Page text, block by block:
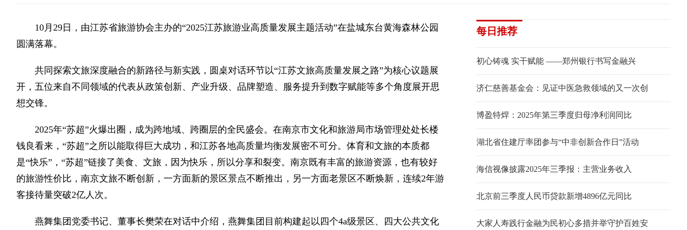
10月29日，由江苏省旅游协会主办的“2025江苏旅游业高质量发展主题活动”在盐城东台黄海森林公园
圆满落幕。
共同探索文旅深度融合的新路径与新实践，圆桌对话环节以“江苏文旅高质量发展之路”为核心议题展
开，五位来自不同领域的代表从政策创新、产业升级、品牌塑造、服务提升到数字赋能等多个角度展开思
想交锋。
2025年“苏超”火爆出圈，成为跨地域、跨圈层的全民盛会。在南京市文化和旅游局市场管理处处长楼
钱良看来，“苏超”之所以能取得巨大成功，和江苏各地高质量均衡发展密不可分。体育和文旅的本质都
是“快乐”，“苏超”链接了美食、文旅，因为快乐，所以分享和裂变。南京既有丰富的旅游资源，也有较好
的旅游性价比，南京文旅不断创新，一方面新的景区景点不断推出，另一方面老景区不断焕新，连续2年游
客接待量突破2亿人次。
燕舞集团党委书记、董事长樊荣在对话中介绍，燕舞集团目前构建起以四个4a级景区、四大公共文化
每日推荐
初心铸魂 实干赋能 ——郑州银行书写金融兴
济仁慈善基金会：见证中医急救领域的又一次创
博盈特焊：2025年第三季度归母净利润同比
湖北省住建厅率团参与“中非创新合作日”活动
海信视像披露2025年三季报：主营业务收入
北京前三季度人民币贷款新增4896亿元同比
大家人寿践行金融为民初心多措并举守护百姓安